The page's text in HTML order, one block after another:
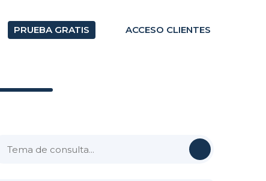
PRUEBA GRATIS ACCESO CLIENTES